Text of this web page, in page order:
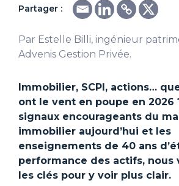
Partager :
Par Estelle Billi, ingénieur
Advenis Gestion Privée.
Immobilier, SCPI, actions…
ont le vent en poupe en 2026
signaux encourageants du
immobilier aujourd’hui et les
enseignements de 40 ans
performance des actifs, nous
les clés pour y voir plus clair.